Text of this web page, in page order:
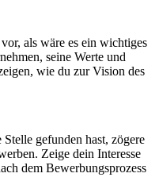
als wäre es ein wichtiges
seine Werte und
wie du zur Vision des
gefunden hast, zögere
Zeige dein Interesse
dem Bewerbungsprozess